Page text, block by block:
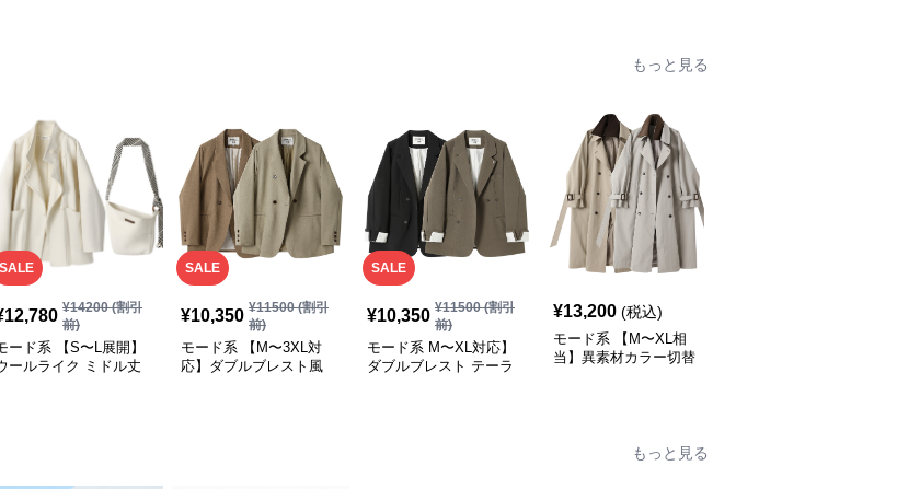
もっと見る
SALE
12,780 ¥14200(割引
前)
ード系 【S〜L展開】
ールライク ミドル丈
SALE
¥10,350 ¥11500(割引
前)
モード系 【M〜3XL対
応】ダブルブレスト風
SALE
¥10,350 ¥11500(割引
前)
モード系 M〜XL対応】
ダブルブレスト テーラ
¥13,200 (税込)
モード系 【M〜XL相
当】異素材カラー切替
もっと見る